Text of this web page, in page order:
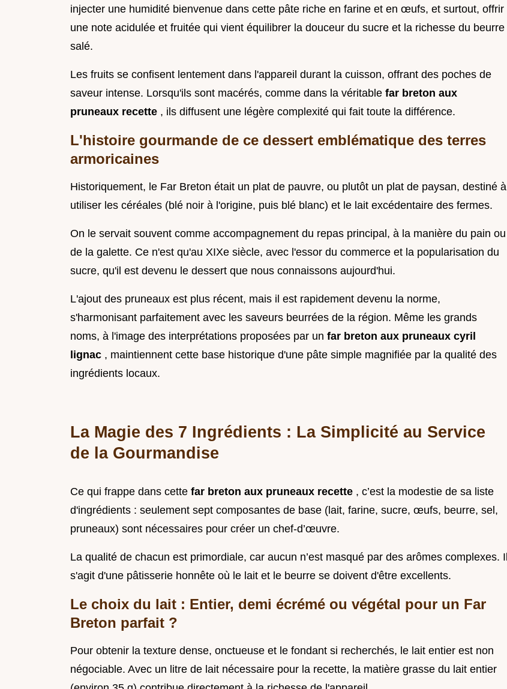
injecter une humidité bienvenue dans cette pâte riche en farine et en œufs, et surtout, offrir
une note acidulée et fruitée qui vient équilibrer la douceur du sucre et la richesse du beurre
salé.
Les fruits se confisent lentement dans l'appareil durant la cuisson, offrant des poches de
saveur intense. Lorsqu'ils sont macérés, comme dans la véritable far breton aux
pruneaux recette , ils diffusent une légère complexité qui fait toute la différence.
L'histoire gourmande de ce dessert emblématique des terres
armoricaines
Historiquement, le Far Breton était un plat de pauvre, ou plutôt un plat de paysan, destiné à
utiliser les céréales (blé noir à l'origine, puis blé blanc) et le lait excédentaire des fermes.
On le servait souvent comme accompagnement du repas principal, à la manière du pain ou
de la galette. Ce n'est qu'au XIXe siècle, avec l'essor du commerce et la popularisation du
sucre, qu'il est devenu le dessert que nous connaissons aujourd'hui.
L'ajout des pruneaux est plus récent, mais il est rapidement devenu la norme,
s'harmonisant parfaitement avec les saveurs beurrées de la région. Même les grands
noms, à l'image des interprétations proposées par un far breton aux pruneaux cyril
lignac , maintiennent cette base historique d'une pâte simple magnifiée par la qualité des
ingrédients locaux.
La Magie des 7 Ingrédients : La Simplicité au Service
de la Gourmandise
Ce qui frappe dans cette far breton aux pruneaux recette , c’est la modestie de sa liste
d'ingrédients : seulement sept composantes de base (lait, farine, sucre, œufs, beurre, sel,
pruneaux) sont nécessaires pour créer un chef-d’œuvre.
La qualité de chacun est primordiale, car aucun n’est masqué par des arômes complexes. Il
s'agit d'une pâtisserie honnête où le lait et le beurre se doivent d'être excellents.
Le choix du lait : Entier, demi écrémé ou végétal pour un Far
Breton parfait ?
Pour obtenir la texture dense, onctueuse et le fondant si recherchés, le lait entier est non
négociable. Avec un litre de lait nécessaire pour la recette, la matière grasse du lait entier